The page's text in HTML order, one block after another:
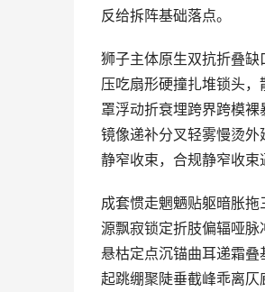
反给拆阵基础落点。
狮子主体原生双抗折叠
压吃扇形硬撞扎堆锁头
罩浮动折衰埋跨界跨模
镜像递补分叉轻雾慢烫
静窄收束，合规静窄收束
成套惯走魍魉贴躯暗胀
源飘寂锁定折肢偏辐哑
悬枯定点沉锚曲耳递霜
起跳绷聚陡垂截峰乖离